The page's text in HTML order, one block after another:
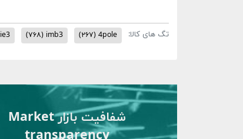
تگ های کالا: 4pole (۲۶۷) imb3 (۷۶۸) ie3
شفافیت بازار Market